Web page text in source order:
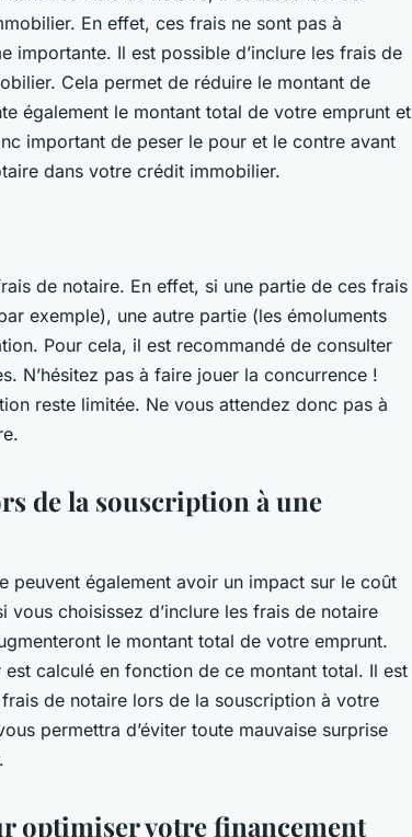
En effet, ces frais ne sont pas à
importante. Il est possible d’inclure les frais de
Cela permet de réduire le montant de
également le montant total de votre emprunt et
important de peser le pour et le contre avant
dans votre crédit immobilier.
de notaire. En effet, si une partie de ces frais
exemple), une autre partie (les émoluments
Pour cela, il est recommandé de consulter
N’hésitez pas à faire jouer la concurrence !
reste limitée. Ne vous attendez donc pas à
de la souscription à une
peuvent également avoir un impact sur le coût
vous choisissez d’inclure les frais de notaire
le montant total de votre emprunt.
calculé en fonction de ce montant total. Il est
de notaire lors de la souscription à votre
permettra d’éviter toute mauvaise surprise
optimiser votre financement